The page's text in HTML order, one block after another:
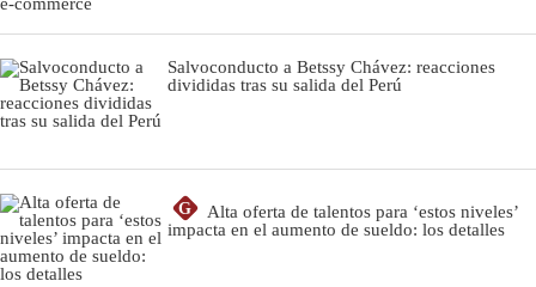
Salvoconducto a Betssy Chávez: reacciones
divididas tras su salida del Perú
G
Alta oferta de talentos para ‘estos niveles’
impacta en el aumento de sueldo: los detalles